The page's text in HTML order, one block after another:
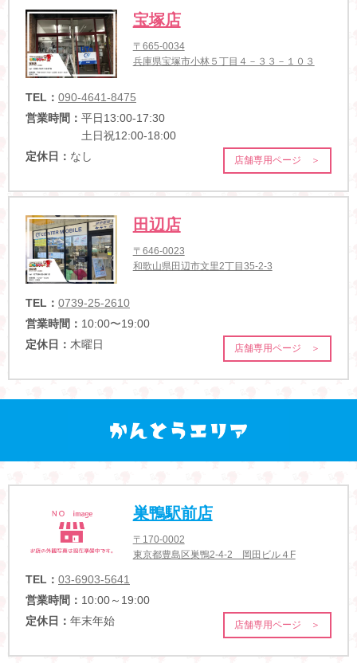
宝塚店
〒665-0034
兵庫県宝塚市小林５丁目４－３３－１０３
TEL： 090-4641-8475
営業時間： 平日13:00-17:30
土日祝12:00-18:00
定休日： なし 店舗専用ページ ＞
田辺店
〒646-0023
和歌山県田辺市文里2丁目35-2-3
TEL： 0739-25-2610
営業時間： 10:00〜19:00
定休日： 木曜日 店舗専用ページ ＞
巣鴨駅前店
〒170-0002
東京都豊島区巣鴨2-4-2 岡田ビル４F
TEL： 03-6903-5641
営業時間： 10:00～19:00
定休日： 年末年始 店舗専用ページ ＞